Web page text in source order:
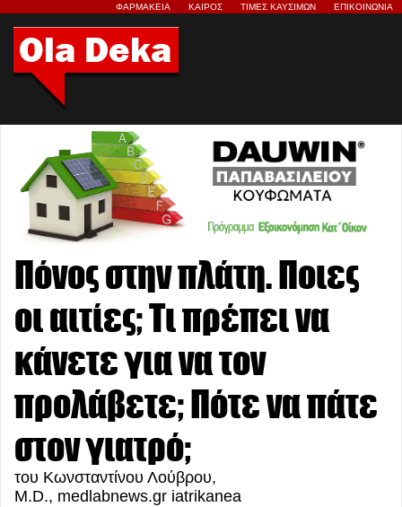
ΦΑΡΜΑΚΕΙΑ ΚΑΙΡΟΣ ΤΙΜΕΣ ΚΑΥΣΙΜΩΝ ΕΠΙΚΟΙΝΩΝΙΑ
Πόνος στην πλάτη. Ποιες
οι αιτίες; Τι πρέπει να
κάνετε για να τον
προλάβετε; Πότε να πάτε
στον γιατρό;
του Κωνσταντίνου Λούβρου,
M.D., medlabnews.gr iatrikanea